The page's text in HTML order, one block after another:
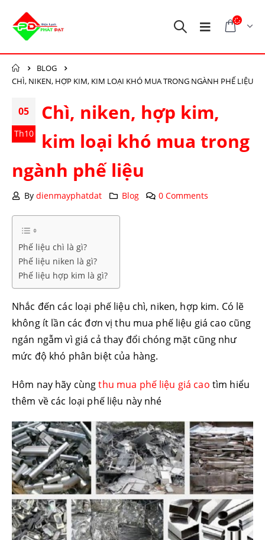
BLOG
CHÌ, NIKEN, HỢP KIM, KIM LOẠI KHÓ MUA TRONG NGÀNH PHẾ LIỆU
05
Th10
Chì, niken, hợp kim,
kim loại khó mua trong
ngành phế liệu
Bydienmayphatdat Blog 0 Comments
Phế liệu chì là gì?
Phế liệu niken là gì?
Phế liệu hợp kim là gì?
Nhắc đến các loại phế liệu chì, niken, hợp kim. Có lẽ
không ít lần các đơn vị thu mua phế liệu giá cao cũng
ngán ngẫm vì giá cả thay đổi chóng mặt cũng như
mức độ khó phân biệt của hàng.
Hôm nay hãy cùngthu mua phế liệu giá cao tìm hiểu
thêm về các loại phế liệu này nhé